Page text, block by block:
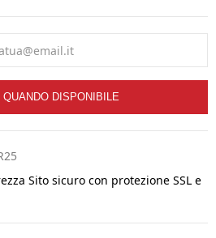
DISPONIBILE
Sito sicuro con protezione SSL e